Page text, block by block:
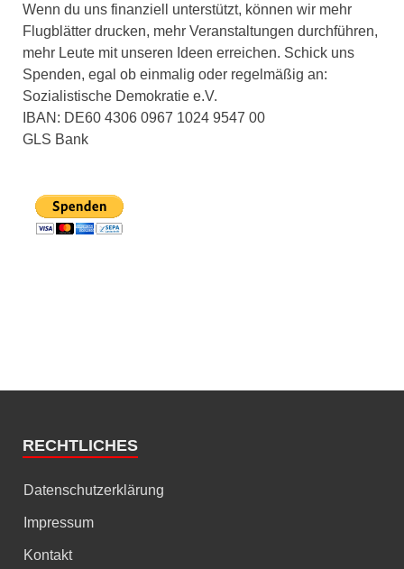
Wenn du uns finanziell unterstützt, können wir mehr
Flugblätter drucken, mehr Veranstaltungen durchführen,
mehr Leute mit unseren Ideen erreichen. Schick uns
Spenden, egal ob einmalig oder regelmäßig an:
Sozialistische Demokratie e.V.
IBAN: DE60 4306 0967 1024 9547 00
GLS Bank
RECHTLICHES
Datenschutzerklärung
Impressum
Kontakt